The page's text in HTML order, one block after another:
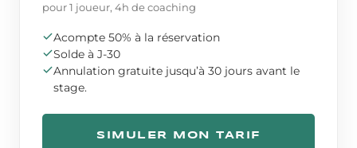
pour 1 joueur, 4h de coaching
Acompte 50% à la réservation
Solde à J-30
Annulation gratuite jusqu’à 30 jours avant le
stage.
SIMULER MON TARIF